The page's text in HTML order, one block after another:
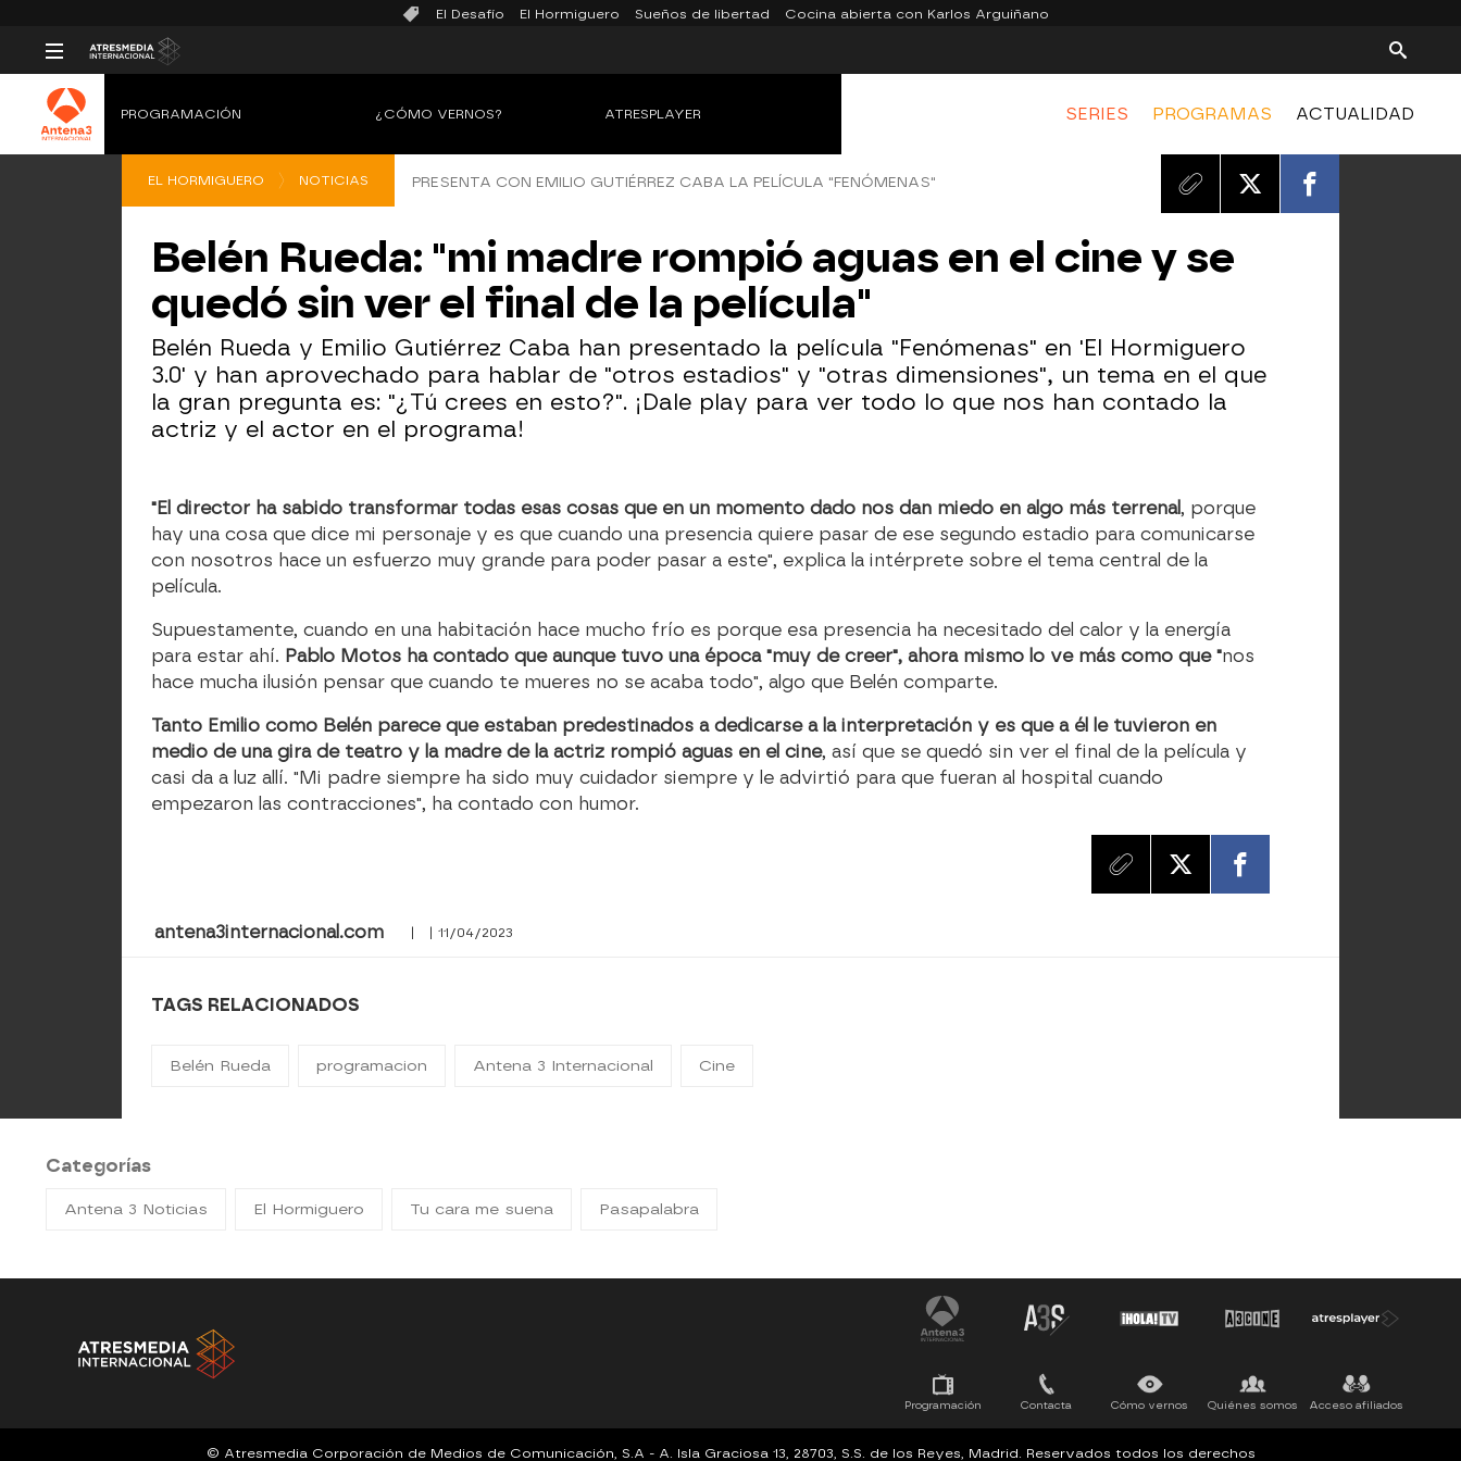
El Desafío El Hormiguero Sueños de libertad Cocina abierta con Karlos Arguiñano
SERIES PROGRAMAS ACTUALIDAD
PROGRAMACIÓN ¿CÓMO VERNOS? ATRESPLAYER
EL HORMIGUERO NOTICIAS PRESENTA CON EMILIO GUTIÉRREZ CABA LA PELÍCULA "FENÓMENAS"
Belén Rueda: "mi madre rompió aguas en el cine y se
quedó sin ver el final de la película"
Belén Rueda y Emilio Gutiérrez Caba han presentado la película "Fenómenas" en 'El Hormiguero
3.0' y han aprovechado para hablar de "otros estadios" y "otras dimensiones", un tema en el que
la gran pregunta es: "¿Tú crees en esto?". ¡Dale play para ver todo lo que nos han contado la
actriz y el actor en el programa!
"El director ha sabido transformar todas esas cosas que en un momento dado nos dan miedo en algo más terrenal, porque
hay una cosa que dice mi personaje y es que cuando una presencia quiere pasar de ese segundo estadio para comunicarse
con nosotros hace un esfuerzo muy grande para poder pasar a este", explica la intérprete sobre el tema central de la
película.
Supuestamente, cuando en una habitación hace mucho frío es porque esa presencia ha necesitado del calor y la energía
para estar ahí. Pablo Motos ha contado que aunque tuvo una época "muy de creer", ahora mismo lo ve más como que "nos
hace mucha ilusión pensar que cuando te mueres no se acaba todo", algo que Belén comparte.
Tanto Emilio como Belén parece que estaban predestinados a dedicarse a la interpretación y es que a él le tuvieron en
medio de una gira de teatro y la madre de la actriz rompió aguas en el cine, así que se quedó sin ver el final de la película y
casi da a luz allí. "Mi padre siempre ha sido muy cuidador siempre y le advirtió para que fueran al hospital cuando
empezaron las contracciones", ha contado con humor.
antena3internacional.com | | 11/04/2023
TAGS RELACIONADOS
Belén Rueda programacion Antena 3 Internacional Cine
Categorías
Antena 3 Noticias El Hormiguero Tu cara me suena Pasapalabra
Programación Contacta Cómo vernos Quiénes somos Acceso afiliados
© Atresmedia Corporación de Medios de Comunicación, S.A - A. Isla Graciosa 13, 28703, S.S. de los Reyes, Madrid. Reservados todos los derechos